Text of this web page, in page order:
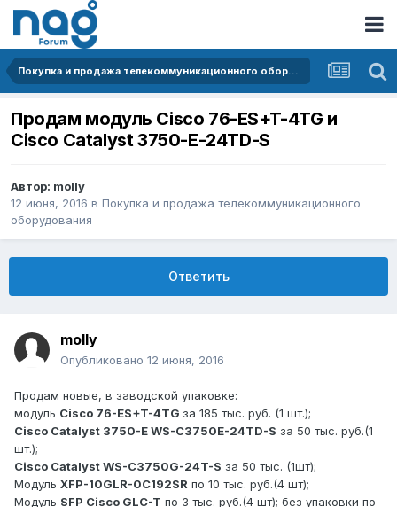
Покупка и продажа телекоммуникационного оборудования
Продам модуль Cisco 76-ES+T-4TG и
Cisco Catalyst 3750-E-24TD-S
Автор: molly
12 июня, 2016 в Покупка и продажа телекоммуникационного
оборудования
Ответить
molly
Опубликовано 12 июня, 2016
Продам новые, в заводской упаковке:
модуль Cisco 76-ES+T-4TG за 185 тыс. руб. (1 шт.);
Cisco Catalyst 3750-E WS-C3750E-24TD-S за 50 тыс. руб.(1
шт.);
Cisco Catalyst WS-C3750G-24T-S за 50 тыс. (1шт);
Модуль XFP-10GLR-0C192SR по 10 тыс. руб.(4 шт);
Модуль SFP Cisco GLC-T по 3 тыс. руб.(4 шт); без упаковки по